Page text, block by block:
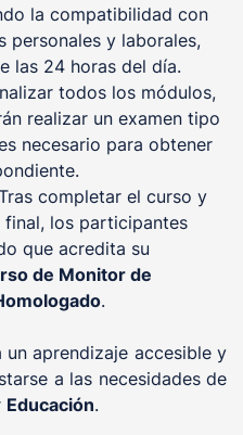
la compatibilidad con
personales y laborales,
las 24 horas del día.
todos los módulos,
realizar un examen tipo
necesario para obtener
completar el curso y
final, los participantes
que acredita su
de Monitor de
.
aprendizaje accesible y
a las necesidades de
Educación.